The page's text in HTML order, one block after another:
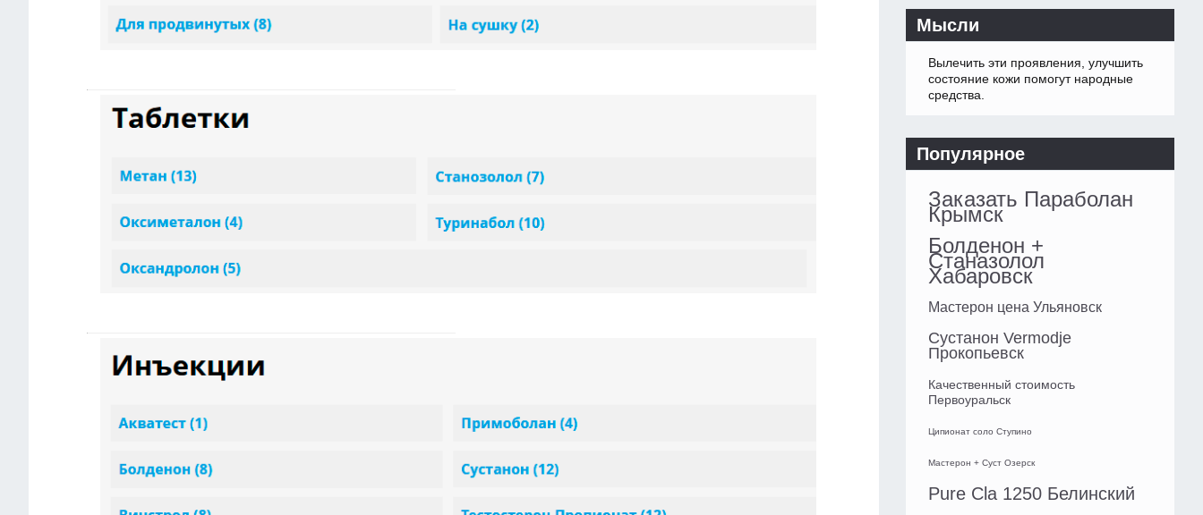
Мысли
Вылечить эти проявления, улучшить
состояние кожи помогут народные
средства.
Популярное
Заказать Параболан
Крымск
Болденон +
Станазолол
Хабаровск
Мастерон цена Ульяновск
Сустанон Vermodje
Прокопьевск
Качественный стоимость
Первоуральск
Ципионат соло Ступино
Мастерон + Суст Озерск
Pure Cla 1250 Белинский